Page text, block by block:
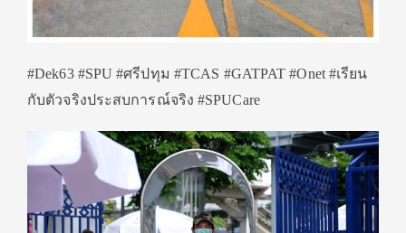
#Dek63 #SPU #ศรีปทุม #TCAS #GATPAT #Onet #เรียน
กับตัวจริงประสบการณ์จริง #SPUCare